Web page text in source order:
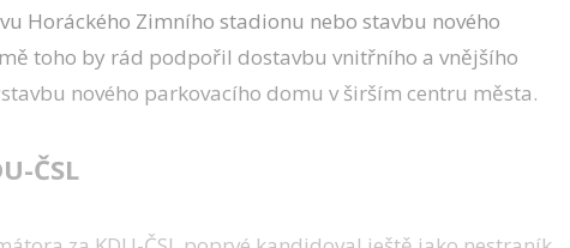
Horáckého Zimního stadionu nebo stavbu nového
toho by rád podpořil dostavbu vnitřního a vnějšího
nového parkovacího domu v širším centru města.
ČSL